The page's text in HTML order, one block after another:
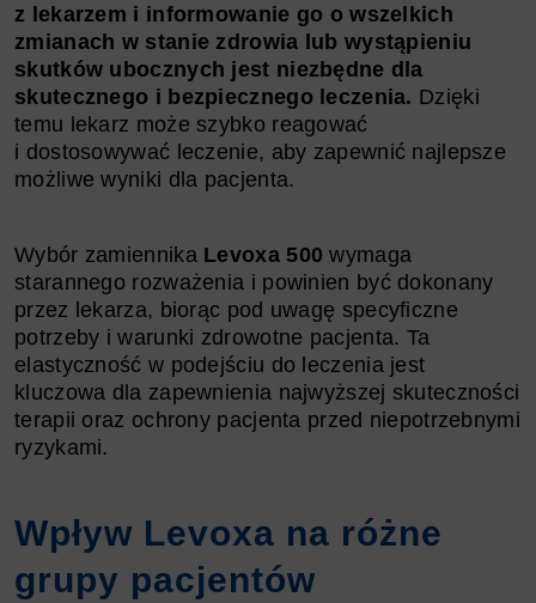
z lekarzem i informowanie go o wszelkich
zmianach w stanie zdrowia lub wystąpieniu
skutków ubocznych jest niezbędne dla
skutecznego i bezpiecznego leczenia. Dzięki
temu lekarz może szybko reagować
i dostosowywać leczenie, aby zapewnić najlepsze
możliwe wyniki dla pacjenta.
Wybór zamiennika Levoxa 500 wymaga
starannego rozważenia i powinien być dokonany
przez lekarza, biorąc pod uwagę specyficzne
potrzeby i warunki zdrowotne pacjenta. Ta
elastyczność w podejściu do leczenia jest
kluczowa dla zapewnienia najwyższej skuteczności
terapii oraz ochrony pacjenta przed niepotrzebnymi
ryzykami.
Wpływ Levoxa na różne
grupy pacjentów